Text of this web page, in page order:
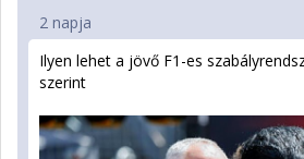
2 napja
Ilyen lehet a jövő F1-es
szerint